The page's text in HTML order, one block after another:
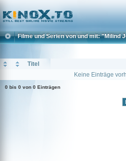
Home
Filme und Serien von und mit: "Milind
Titel
Keine Einträge
0 bis 0 von 0 Einträgen